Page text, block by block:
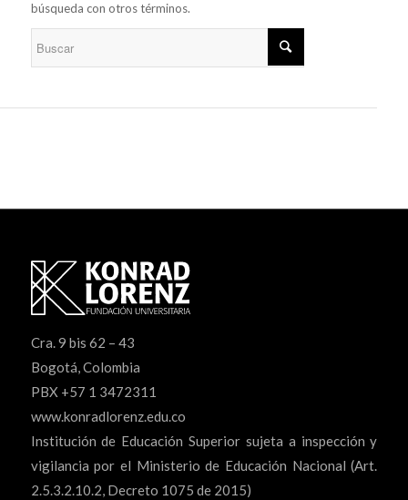
búsqueda con otros términos.
Cra. 9 bis 62 – 43
Bogotá, Colombia
PBX +57 1 3472311
www.konradlorenz.edu.co
Institución de Educación Superior sujeta a inspección y
vigilancia por el Ministerio de Educación Nacional (Art.
2.5.3.2.10.2, Decreto 1075 de 2015)